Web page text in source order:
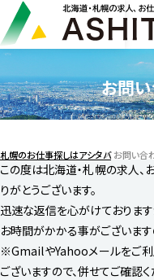
お問
札幌のお仕事探しはアシタバ お問い合
この度は北海道・札幌の求人、
りがとうございます。
迅速な返信を心がけておりま
お時間がかかる事がございます
※GmailやYahooメールをご利
ございますので、併せてご確認